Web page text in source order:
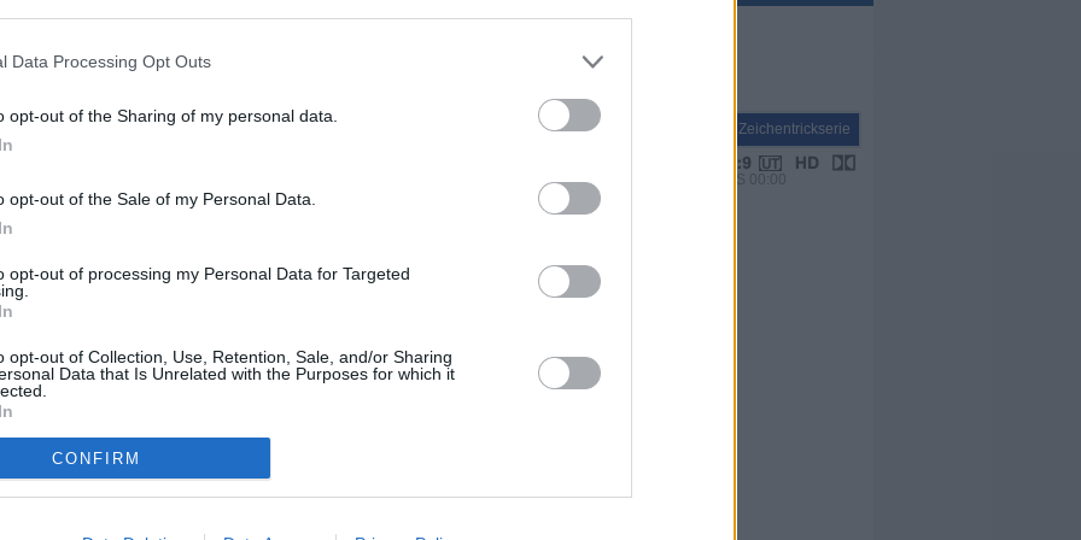
Data Processing Opt Outs
opt-out of the Sharing of my personal data.
opt-out of the Sale of my Personal Data.
opt-out of processing my Personal Data for Targeted
opt-out of Collection, Use, Retention, Sale, and/or Sharing
Data that Is Unrelated with the Purposes for which it
CONFIRM
Zeichentrickserie
VPS 00:00
Bart in der Klinik. Die Familie Simpson mischt ihre Heimatstadt
lässt, landet er im Krankenhaus. Als Marge ihn daraufhin zur Rede
und dann zurückgekehrt zu sein. Daraufhin lässt sich Homer von
Geschichte seines Sohnes verfilmen zu lassen ...
Vielleicht hat die Zeichentrickfamilie gerade deshalb innerhalb
gesorgt. Homer, Marge, Sohn Bart und die Töchter Lisa und Maggie
wie viele Zuschauer: Umweltkatastrophen, Schulsorgen,
sich durch sarkastischen Humor aus und übt frech Kritik am -